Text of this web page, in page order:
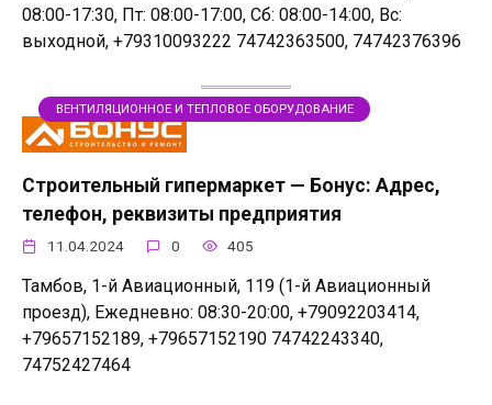
08:00-17:30, Пт: 08:00-17:00, Сб: 08:00-14:00, Вс:
выходной, +79310093222 74742363500, 74742376396
ВЕНТИЛЯЦИОННОЕ И ТЕПЛОВОЕ ОБОРУДОВАНИЕ
Строительный гипермаркет — Бонус: Адрес,
телефон, реквизиты предприятия
11.04.2024 0 405
Тамбов, 1-й Авиационный, 119 (1-й Авиационный
проезд), Ежедневно: 08:30-20:00, +79092203414,
+79657152189, +79657152190 74742243340,
74752427464